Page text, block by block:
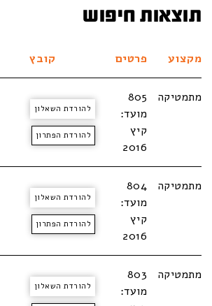
תוצאות חיפוש
מקצוע פרטים קובץ
מתמטיקה
805
מועד:
קיץ
2016
להורדת השאלון
להורדת הפתרון
מתמטיקה
804
מועד:
קיץ
2016
להורדת השאלון
להורדת הפתרון
מתמטיקה
803
מועד:
להורדת השאלון